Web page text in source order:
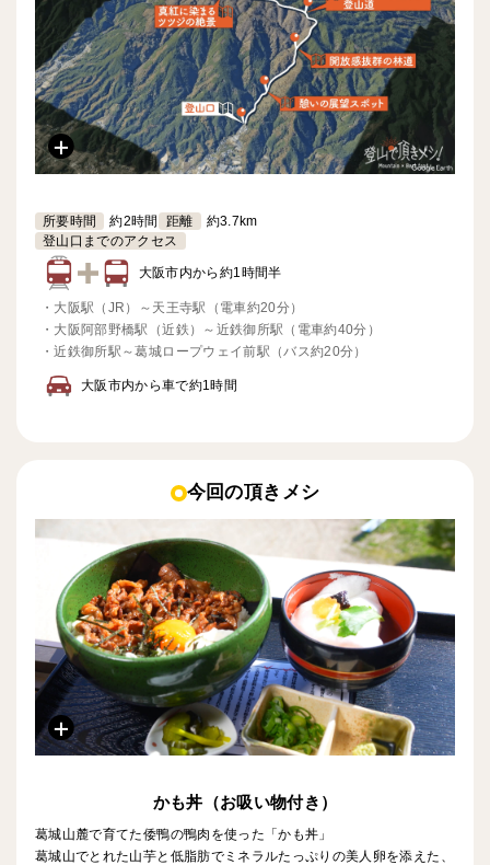
所要時間 約2時間 距離
約3.7km
登山口までのアクセス
大阪市内から約1時間半
・ 大阪駅（JR）～天王寺駅（電車約20分）
・ 大阪阿部野橋駅（近鉄）～近鉄御所駅（電車約40分）
・近鉄御所駅～葛城ロープウェイ前駅（バス約20分）
大阪市内から車で約1時間
今回の頂きメシ
かも丼（お吸い物付き）
葛城山麓で育てた倭鴨の鴨肉を使った「かも丼」
葛城山でとれた山芋と低脂肪でミネラルたっぷりの美人卵を添えた、